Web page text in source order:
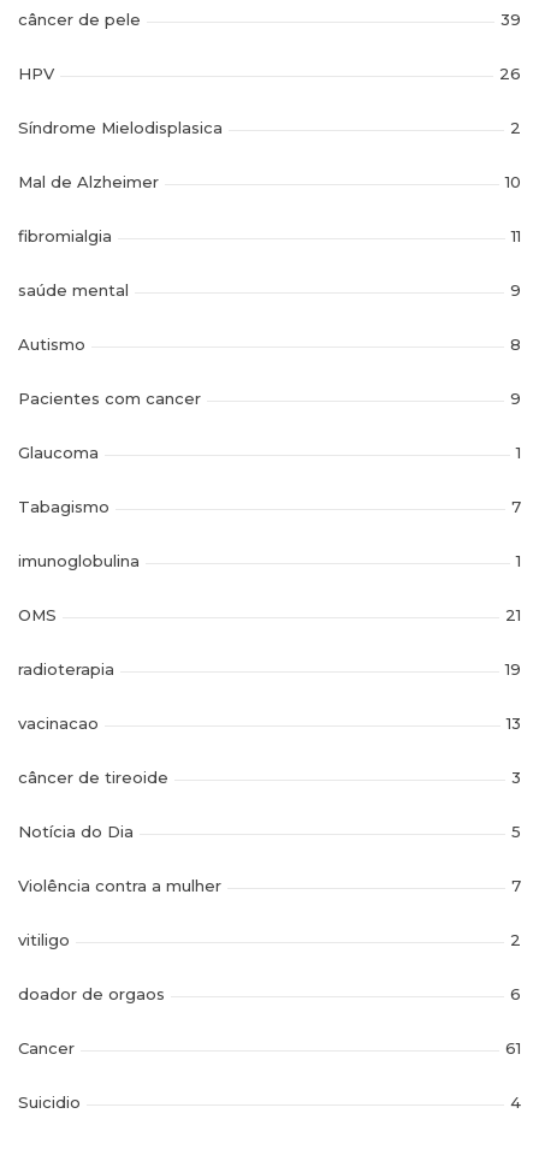
câncer de pele 39
HPV 26
Síndrome Mielodisplasica 2
Mal de Alzheimer 10
fibromialgia 11
saúde mental 9
Autismo 8
Pacientes com cancer 9
Glaucoma 1
Tabagismo 7
imunoglobulina 1
OMS 21
radioterapia 19
vacinacao 13
câncer de tireoide 3
Notícia do Dia 5
Violência contra a mulher 7
vitiligo 2
doador de orgaos 6
Cancer 61
Suicidio 4